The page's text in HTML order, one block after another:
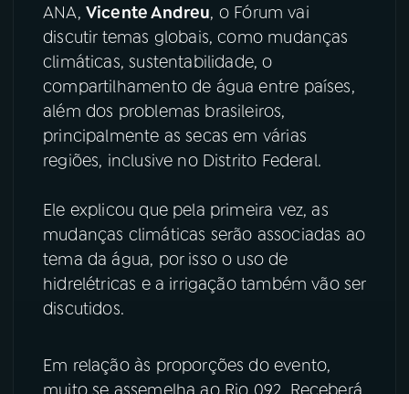
TikTok
ANA, Vicente Andreu, o Fórum vai
discutir temas globais, como mudanças
climáticas, sustentabilidade, o
compartilhamento de água entre países,
além dos problemas brasileiros,
principalmente as secas em várias
regiões, inclusive no Distrito Federal.
Ele explicou que pela primeira vez, as
mudanças climáticas serão associadas ao
tema da água, por isso o uso de
hidrelétricas e a irrigação também vão ser
discutidos.
Em relação às proporções do evento,